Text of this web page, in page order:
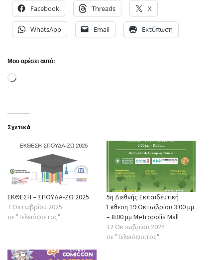
Facebook Threads X
WhatsApp Email Εκτύπωση
Μου αρέσει αυτό:
Loading…
Σχετικά
ΕΚΘΕΣΗ – ΣΠΟΥΔΑ-ΖΩ 2025
7 Οκτωβρίου 2025
σε "Τελειόφοιτος"
5η Διεθνής Εκπαιδευτική
Έκθεση 19 Οκτωβρίου 3:00 μμ
– 8:00 μμ Metropolis Mall
12 Οκτωβρίου 2024
σε "Τελειόφοιτος"